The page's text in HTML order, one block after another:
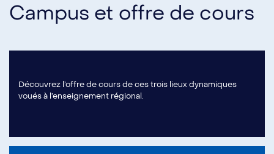
Campus et offre de cours
Découvrez l’offre de cours de ces trois lieux dynamiques
voués à l’enseignement régional.